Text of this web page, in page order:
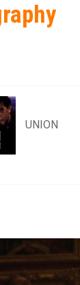
UNION